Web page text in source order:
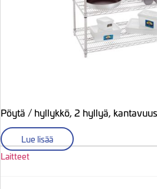
Pöytä / hyllykkö, 2 hyllyä,
Lue lisää
Laitteet